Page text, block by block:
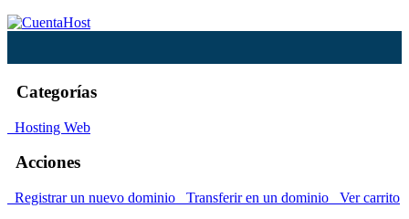
Categorías
Hosting Web
Acciones
Registrar un nuevo dominio Transferir en un dominio Ver carrito